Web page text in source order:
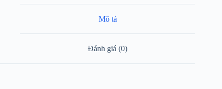
Mô tả
Đánh giá (0)